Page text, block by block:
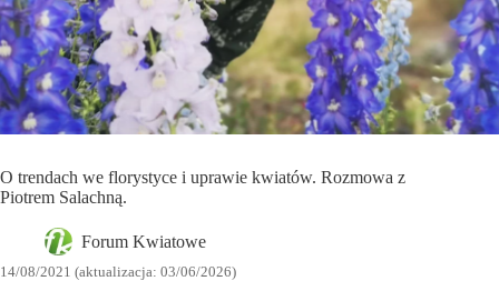
O trendach we florystyce i uprawie kwiatów. Rozmowa z
Piotrem Salachną.
Forum Kwiatowe
14/08/2021 (aktualizacja: 03/06/2026)